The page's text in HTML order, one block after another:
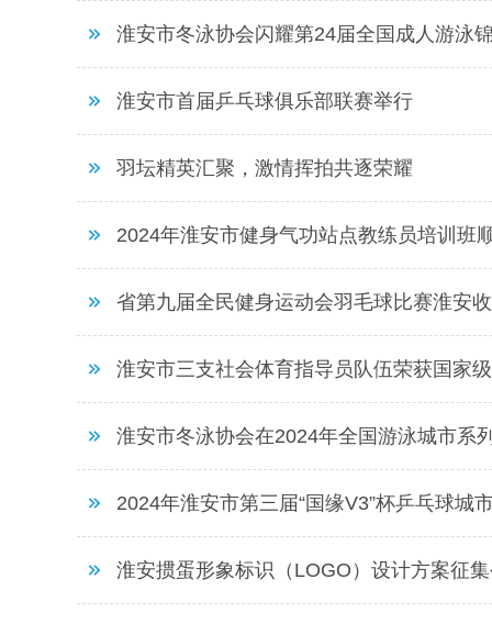
淮安市冬泳协会闪耀第24届全国成人游泳
淮安市首届乒乓球俱乐部联赛举行
羽坛精英汇聚，激情挥拍共逐荣耀
2024年淮安市健身气功站点教练员培训班
省第九届全民健身运动会羽毛球比赛淮安
淮安市三支社会体育指导员队伍荣获国家
淮安市冬泳协会在2024年全国游泳城市系
2024年淮安市第三届“国缘V3”杯乒乓球城
淮安掼蛋形象标识（LOGO）设计方案征